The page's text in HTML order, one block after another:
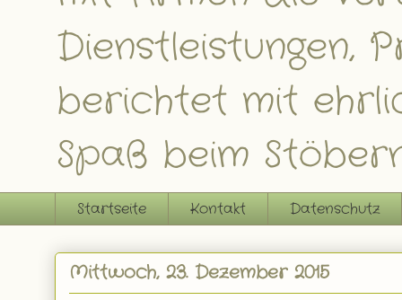
Dienstleistungen,
berichtet mit
Spaß beim
Startseite Kontakt Datenschutz
Mittwoch, 23. Dezember 2015